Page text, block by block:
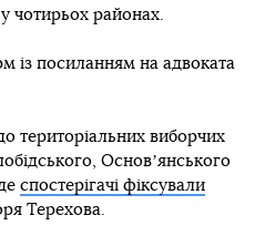
чотирьох районах.
із посиланням на адвоката
територіальних виборчих
Основʼянського
спостерігачі фіксували
Терехова.